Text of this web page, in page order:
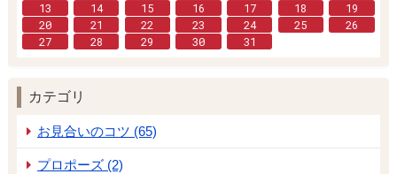
13
14 15 16 17 18
19
20
21 22 23 24 25
26
27
28 29 30 31
カテゴリ
お見合いのコツ (65)
プロポーズ (2)